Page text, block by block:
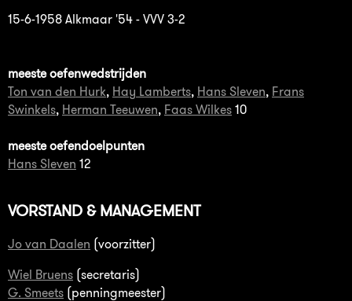
15-6-1958 Alkmaar '54 - VVV 3-2
meeste oefenwedstrijden
Ton van den Hurk, Hay Lamberts, Hans Sleven, Frans
Swinkels, Herman Teeuwen, Faas Wilkes 10
meeste oefendoelpunten
Hans Sleven 12
VORSTAND & MANAGEMENT
Jo van Daalen (voorzitter)
Wiel Bruens (secretaris)
G. Smeets (penningmeester)